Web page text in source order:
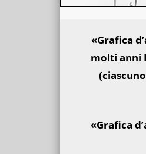
«Grafica
molti anni
«Grafica